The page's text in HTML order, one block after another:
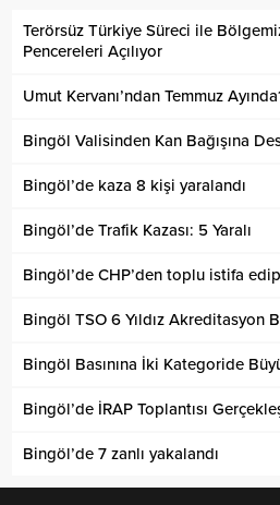
Terörsüz Türkiye Süreci ile
Pencereleri Açılıyor
Umut Kervanı’ndan Temmuz
Bingöl Valisinden Kan Bağışına
Bingöl’de kaza 8 kişi yaralandı
Bingöl’de Trafik Kazası: 5 Yaralı
Bingöl’de CHP’den toplu istifa
Bingöl TSO 6 Yıldız Akreditasyon
Bingöl Basınına İki Kategoride
Bingöl’de İRAP Toplantısı
Bingöl’de 7 zanlı yakalandı